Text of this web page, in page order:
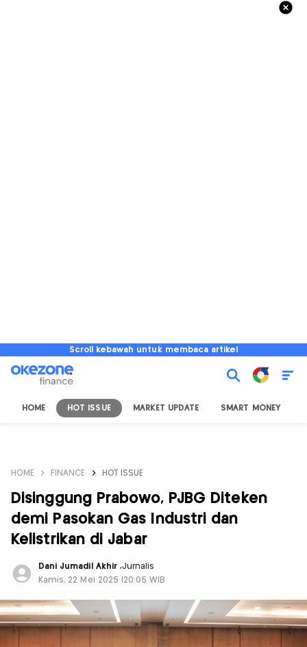
Scroll kebawah untuk membaca artikel
HOME HOT ISSUE MARKET UPDATE SMART MONEY
HOME FINANCE HOT ISSUE
Disinggung Prabowo, PJBG Diteken
demi Pasokan Gas Industri dan
Kelistrikan di Jabar
Dani Jumadil Akhir ,Jurnalis
Kamis, 22 Mei 2025 |20:05 WIB